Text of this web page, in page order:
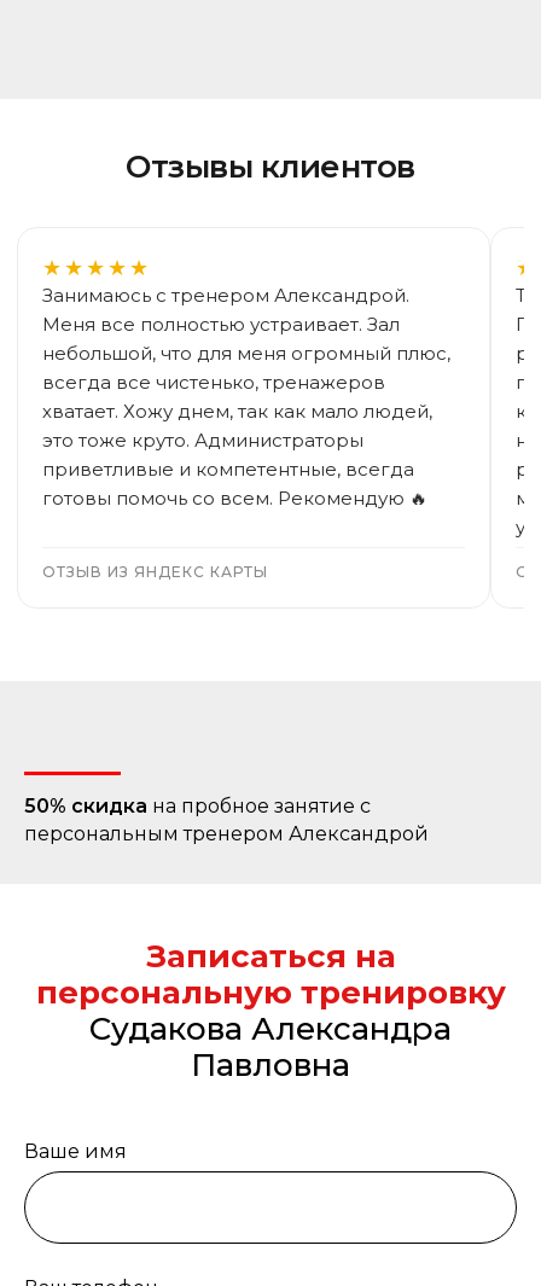
Отзывы клиентов
★★★★★
Занимаюсь с тренером Александрой.
Меня все полностью устраивает. Зал
небольшой, что для меня огромный плюс,
всегда все чистенько, тренажеров
хватает. Хожу днем, так как мало людей,
это тоже круто. Администраторы
приветливые и компетентные, всегда
готовы помочь со всем. Рекомендую 🔥
ОТЗЫВ ИЗ ЯНДЕКС КАРТЫ
50% скидка на пробное занятие с
персональным тренером Александрой
Записаться на
персональную тренировку
Судакова Александра
Павловна
Ваше имя